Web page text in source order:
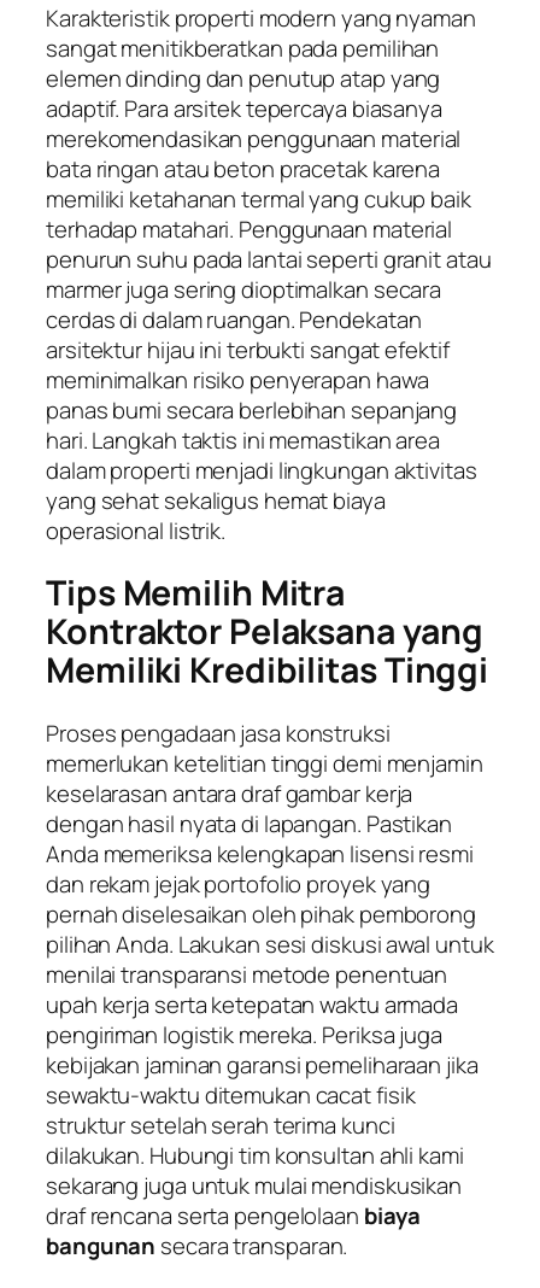
Karakteristik properti modern yang nyaman
sangat menitikberatkan pada pemilihan
elemen dinding dan penutup atap yang
adaptif. Para arsitek tepercaya biasanya
merekomendasikan penggunaan material
bata ringan atau beton pracetak karena
memiliki ketahanan termal yang cukup baik
terhadap matahari. Penggunaan material
penurun suhu pada lantai seperti granit atau
marmer juga sering dioptimalkan secara
cerdas di dalam ruangan. Pendekatan
arsitektur hijau ini terbukti sangat efektif
meminimalkan risiko penyerapan hawa
panas bumi secara berlebihan sepanjang
hari. Langkah taktis ini memastikan area
dalam properti menjadi lingkungan aktivitas
yang sehat sekaligus hemat biaya
operasional listrik.
Tips Memilih Mitra
Kontraktor Pelaksana yang
Memiliki Kredibilitas Tinggi
Proses pengadaan jasa konstruksi
memerlukan ketelitian tinggi demi menjamin
keselarasan antara draf gambar kerja
dengan hasil nyata di lapangan. Pastikan
Anda memeriksa kelengkapan lisensi resmi
dan rekam jejak portofolio proyek yang
pernah diselesaikan oleh pihak pemborong
pilihan Anda. Lakukan sesi diskusi awal untuk
menilai transparansi metode penentuan
upah kerja serta ketepatan waktu armada
pengiriman logistik mereka. Periksa juga
kebijakan jaminan garansi pemeliharaan jika
sewaktu-waktu ditemukan cacat fisik
struktur setelah serah terima kunci
dilakukan. Hubungi tim konsultan ahli kami
sekarang juga untuk mulai mendiskusikan
draf rencana serta pengelolaan biaya
bangunan secara transparan.